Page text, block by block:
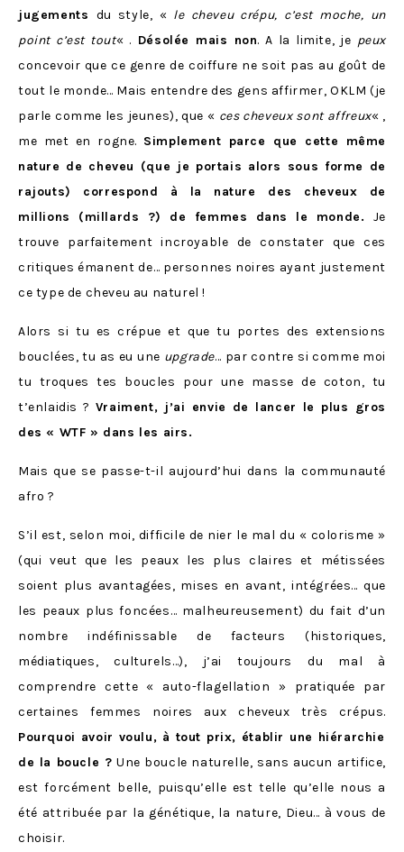
jugements du style, « le cheveu crépu, c’est moche, un
point c’est tout« . Désolée mais non. A la limite, je peux
concevoir que ce genre de coiffure ne soit pas au goût de
tout le monde… Mais entendre des gens affirmer, OKLM (je
parle comme les jeunes), que « ces cheveux sont affreux« ,
me met en rogne. Simplement parce que cette même
nature de cheveu (que je portais alors sous forme de
rajouts) correspond à la nature des cheveux de
millions (millards ?) de femmes dans le monde. Je
trouve parfaitement incroyable de constater que ces
critiques émanent de… personnes noires ayant justement
ce type de cheveu au naturel !
Alors si tu es crépue et que tu portes des extensions
bouclées, tu as eu une upgrade… par contre si comme moi
tu troques tes boucles pour une masse de coton, tu
t’enlaidis ? Vraiment, j’ai envie de lancer le plus gros
des « WTF » dans les airs.
Mais que se passe-t-il aujourd’hui dans la communauté
afro ?
S’il est, selon moi, difficile de nier le mal du « colorisme »
(qui veut que les peaux les plus claires et métissées
soient plus avantagées, mises en avant, intégrées… que
les peaux plus foncées… malheureusement) du fait d’un
nombre indéfinissable de facteurs (historiques,
médiatiques, culturels…), j’ai toujours du mal à
comprendre cette « auto-flagellation » pratiquée par
certaines femmes noires aux cheveux très crépus.
Pourquoi avoir voulu, à tout prix, établir une hiérarchie
de la boucle ? Une boucle naturelle, sans aucun artifice,
est forcément belle, puisqu’elle est telle qu’elle nous a
été attribuée par la génétique, la nature, Dieu… à vous de
choisir.